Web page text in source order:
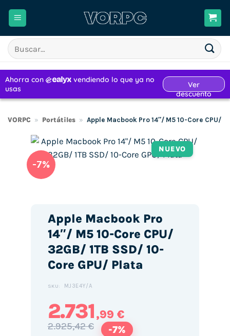
Buscar
por:
VORPC » Portátiles » Apple Macbook Pro 14″/ M5 10-Core CPU/
NUEVO
-7%
Apple Macbook Pro
14″/ M5 10-Core CPU/
32GB/ 1TB SSD/ 10-
Core GPU/ Plata
SKU: MJ3E4Y/A
2.731,99 €
2.925,42 € -7%